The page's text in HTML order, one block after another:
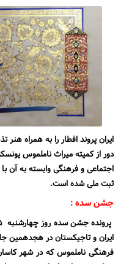
دور از کمیته میراث ناملموس
ثبت ملی شده است.
جشن سده :
ایران و تاجیکستان در هجدهمین
فرهنگی ناملموس که در شهر